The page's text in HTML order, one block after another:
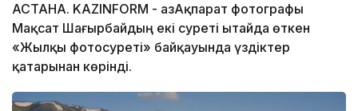
АСТАНА. KAZINFORM - ҚазАқпарат фотографы
Мақсат Шағырбайдың екі суреті Қытайда өткен
«Жылқы фотосуреті» байқауында үздіктер
қатарынан көрінді.